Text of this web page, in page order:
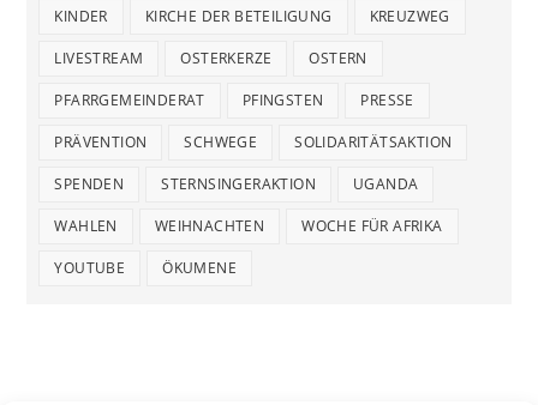
KINDER KIRCHE DER BETEILIGUNG KREUZWEG
LIVESTREAM OSTERKERZE OSTERN
PFARRGEMEINDERAT PFINGSTEN PRESSE
PRÄVENTION SCHWEGE SOLIDARITÄTSAKTION
SPENDEN STERNSINGERAKTION UGANDA
WAHLEN WEIHNACHTEN WOCHE FÜR AFRIKA
YOUTUBE ÖKUMENE